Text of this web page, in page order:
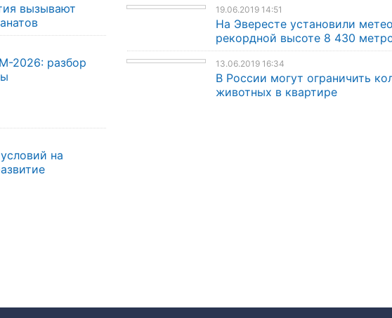
вызывают
2026: разбор
на
19.06.2019 14:51
На Эвересте установили
рекордной высоте 8 430
13.06.2019 16:34
В России могут ограничить
животных в квартире